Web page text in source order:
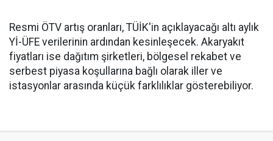
Resmi ÖTV artış oranları, TÜİK'in açıklayacağı altı aylık
Yİ-ÜFE verilerinin ardından kesinleşecek. Akaryakıt
fiyatları ise dağıtım şirketleri, bölgesel rekabet ve
serbest piyasa koşullarına bağlı olarak iller ve
istasyonlar arasında küçük farklılıklar gösterebiliyor.